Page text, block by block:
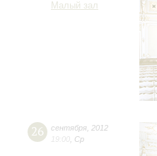
Малый зал
26 сентября 2012
19:00 Ср